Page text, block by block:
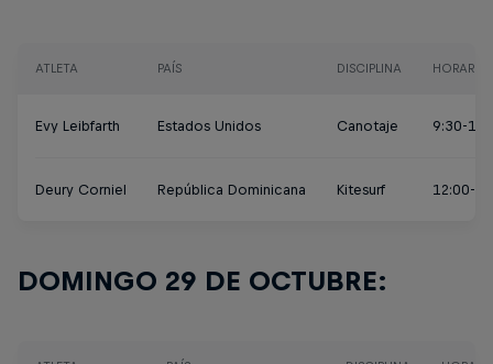
ATLETA PAÍS DISCIPLINA HORARIO
Evy Leibfarth Estados Unidos Canotaje 9:30-
Deury Corniel República Dominicana Kitesurf 12:00-
DOMINGO 29 DE OCTUBRE: